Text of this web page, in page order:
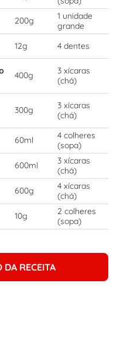
200g
1 unidade
grande
12g 4 dentes
400g
3 xícaras
(chá)
300g
3 xícaras
(chá)
60ml
4 colheres
(sopa)
600ml
3 xícaras
(chá)
600g
4 xícaras
(chá)
10g
2 colheres
(sopa)
DA RECEITA